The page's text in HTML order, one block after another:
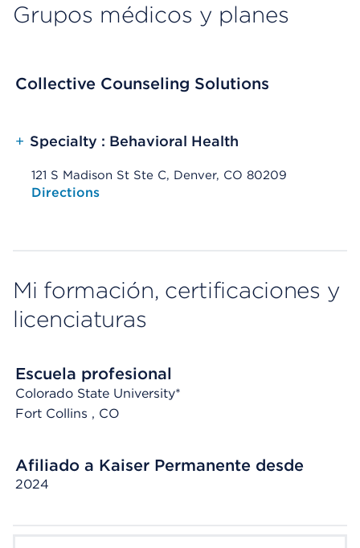
Grupos médicos y planes
Collective Counseling Solutions
+ Specialty : Behavioral Health
121 S Madison St Ste C, Denver, CO 80209
Opens native map application on mobile devices
Directions
Mi formación, certificaciones y
licenciaturas
Escuela profesional
Colorado State University*
Fort Collins , CO
Afiliado a Kaiser Permanente desde
2024